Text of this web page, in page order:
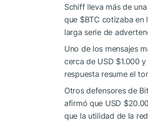
Schiff lleva más de
que $BTC cotizaba en
larga serie de
Uno de los mensajes
cerca de USD $1.000
respuesta resume el
Otros defensores de
afirmó que USD
que la utilidad de la